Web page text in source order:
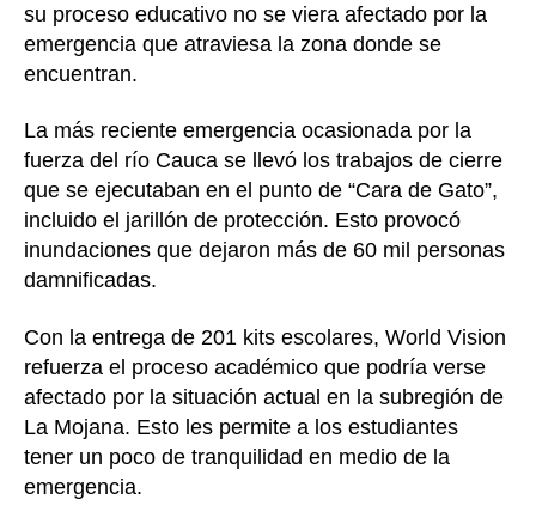
su proceso educativo no se viera afectado por la
emergencia que atraviesa la zona donde se
encuentran.
La más reciente emergencia ocasionada por la
fuerza del río Cauca se llevó los trabajos de cierre
que se ejecutaban en el punto de “Cara de Gato”,
incluido el jarillón de protección. Esto provocó
inundaciones que dejaron más de 60 mil personas
damnificadas.
Con la entrega de 201 kits escolares, World Vision
refuerza el proceso académico que podría verse
afectado por la situación actual en la subregión de
La Mojana. Esto les permite a los estudiantes
tener un poco de tranquilidad en medio de la
emergencia.